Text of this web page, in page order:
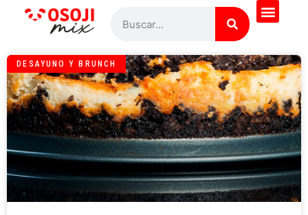
DESAYUNO Y BRUNCH